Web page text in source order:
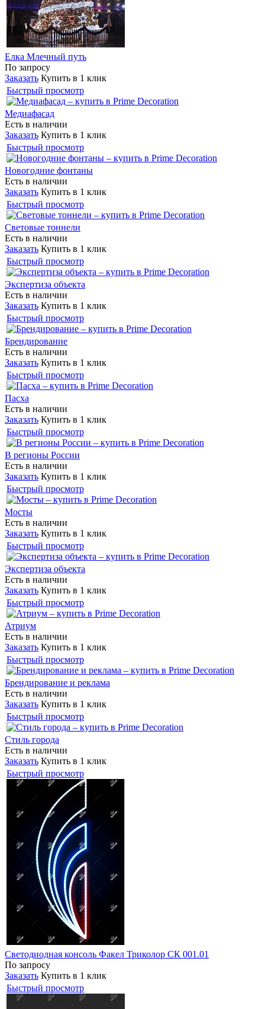
Елка Млечный путь
По запросу
Заказать Купить в 1 клик
Быстрый просмотр
Медиафасад
Есть в наличии
Заказать Купить в 1 клик
Быстрый просмотр
Новогодние фонтаны
Есть в наличии
Заказать Купить в 1 клик
Быстрый просмотр
Световые тоннели
Есть в наличии
Заказать Купить в 1 клик
Быстрый просмотр
Экспертиза объекта
Есть в наличии
Заказать Купить в 1 клик
Быстрый просмотр
Брендирование
Есть в наличии
Заказать Купить в 1 клик
Быстрый просмотр
Пасха
Есть в наличии
Заказать Купить в 1 клик
Быстрый просмотр
В регионы России
Есть в наличии
Заказать Купить в 1 клик
Быстрый просмотр
Мосты
Есть в наличии
Заказать Купить в 1 клик
Быстрый просмотр
Экспертиза объекта
Есть в наличии
Заказать Купить в 1 клик
Быстрый просмотр
Атриум
Есть в наличии
Заказать Купить в 1 клик
Быстрый просмотр
Брендирование и реклама
Есть в наличии
Заказать Купить в 1 клик
Быстрый просмотр
Стиль города
Есть в наличии
Заказать Купить в 1 клик
Быстрый просмотр
Светодиодная консоль Факел Триколор СК 001.01
По запросу
Заказать Купить в 1 клик
Быстрый просмотр